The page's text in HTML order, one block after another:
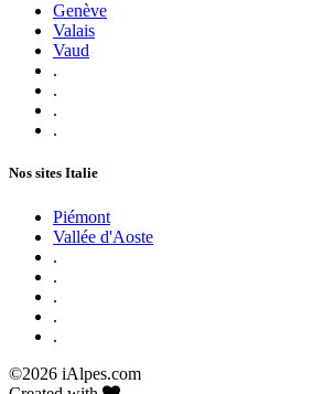
Genève
Valais
Vaud
.
.
.
.
Nos sites Italie
Piémont
Vallée d'Aoste
.
.
.
.
.
©2026 iAlpes.com